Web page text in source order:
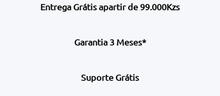
Entrega Grátis apartir de 99.000Kzs
Garantia 3 Meses*
Suporte Grátis